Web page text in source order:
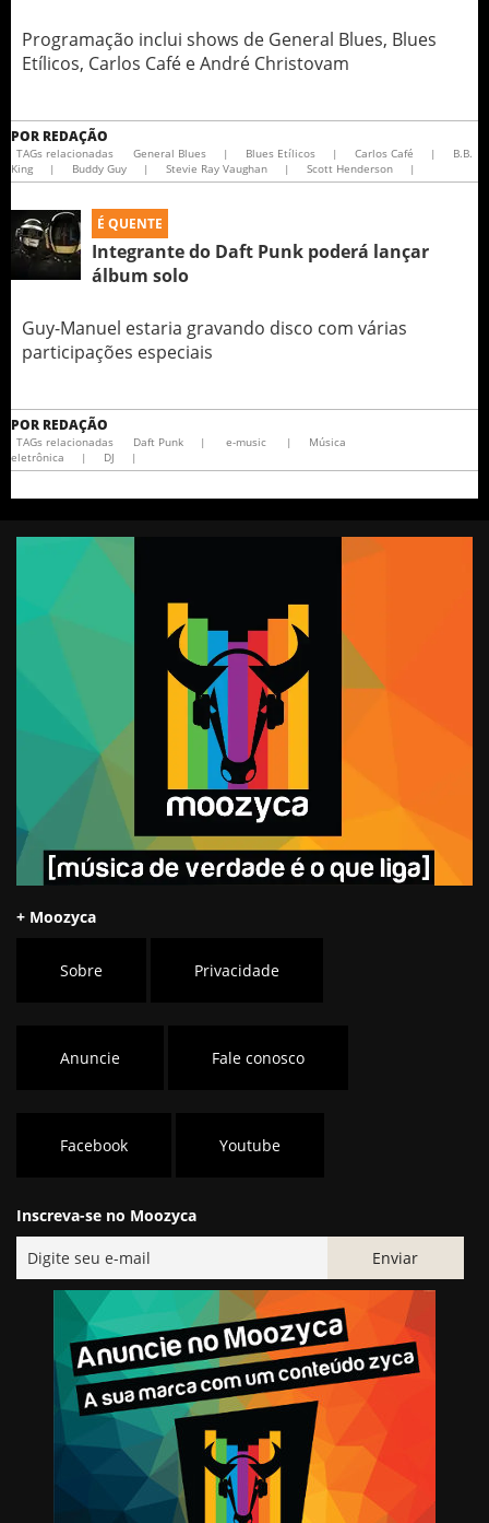
Programação inclui shows de General Blues, Blues
Etílicos, Carlos Café e André Christovam
POR REDAÇÃO
TAGs relacionadas General Blues | Blues Etílicos | Carlos Café |
B.B.
King
| Buddy Guy | Stevie Ray Vaughan | Scott Henderson |
É QUENTE
Integrante do Daft Punk poderá lançar
álbum solo
Guy-Manuel estaria gravando disco com várias
participações especiais
POR REDAÇÃO
TAGs relacionadas Daft Punk | e-music |
Música
eletrônica
| DJ |
+ Moozyca
Sobre Privacidade
Anuncie Fale conosco
Facebook Youtube
Inscreva-se no Moozyca